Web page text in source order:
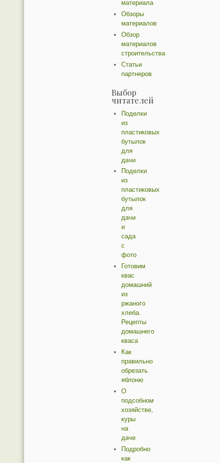
материала
Обзоры
материалов
Обзор
материалов
строительства
Статьи
партнеров
Выбор
читателей
Поделки
из
пластиковых
бутылок
для
дачи
Поделки
из
пластиковых
бутылок
для
дачи
и
сада
с
фото
Готовим
квас
домашний
из
ржаного
хлеба.
Рецепты
домашнего
кваса
Как
правильно
обрезать
яблоню
О
подсобном
хозяйстве,
куры
на
даче
Подробно
как